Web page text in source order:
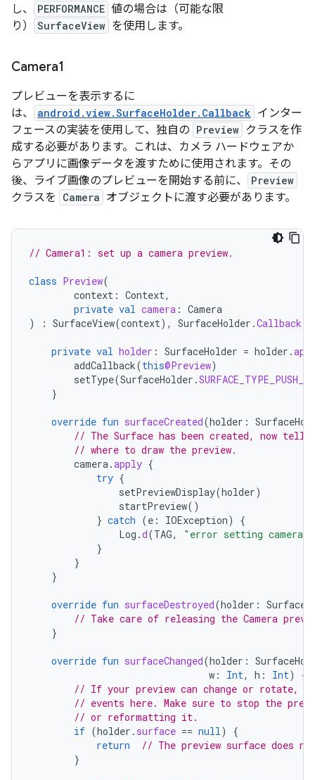
し、 PERFORMANCE 値の場合は（可能な限
り）
SurfaceView を使用します。
Camera1
プレビューを表示するに
は、
android.view.SurfaceHolder.Callback インター
フェースの実装を使用して、独自の Preview クラスを作
成する必要があります。これは、カメラ ハードウェアか
らアプリに画像データを渡すために使用されます。その
後、ライブ画像のプレビューを開始する前に、
Preview
クラスを Camera オブジェクトに渡す必要があります。
// Camera1: set up a camera preview.
class Preview(
context : Context,
private val camera : Camera
)
: SurfaceView(context), SurfaceHolder .Callback
private val holder : SurfaceHolder = holder .
addCallback(this@Preview)
setType(SurfaceHolder .
}
override fun surfaceCreated(holder :
// The Surface has been created, now tell
// where to draw the preview.
camera.apply {
try {
setPreviewDisplay(holder)
startPreview()
} catch (e : IOException)
{
Log .d(TAG,
"error setting camera
}
}
}
override fun surfaceDestroyed(holder :
// Take care of releasing the Camera
}
override fun surfaceChanged(holder :
w : Int, h : Int)
{
// If your preview can change or rotate,
// events here. Make sure to stop the
// or reformatting it.
if (holder . surface == null)
{
return
// The preview surface does
}